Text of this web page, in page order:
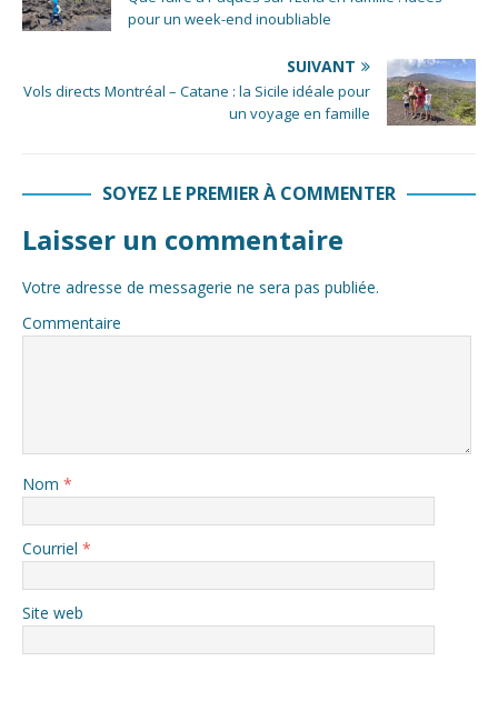
pour un week-end inoubliable
SUIVANT
Vols directs Montréal – Catane : la Sicile idéale pour
un voyage en famille
SOYEZ LE PREMIER À COMMENTER
Laisser un commentaire
Votre adresse de messagerie ne sera pas publiée.
Commentaire
Nom *
Courriel *
Site web